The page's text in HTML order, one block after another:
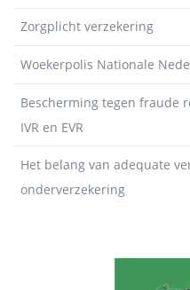
Zorgplicht verzekering
Woekerpolis Nationale
Bescherming tegen fraude
IVR en EVR
Het belang van adequate
onderverzekering